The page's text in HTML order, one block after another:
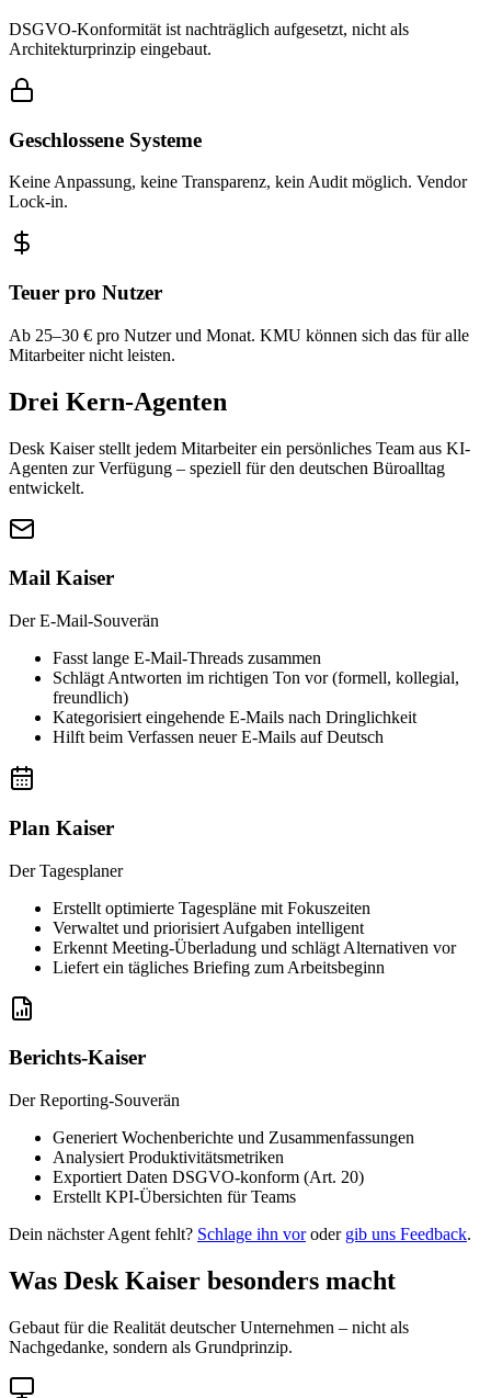
DSGVO-Konformität ist nachträglich aufgesetzt, nicht als
Architekturprinzip eingebaut.
Geschlossene Systeme
Keine Anpassung, keine Transparenz, kein Audit möglich. Vendor
Lock-in.
Teuer pro Nutzer
Ab 25–30 € pro Nutzer und Monat. KMU können sich das für alle
Mitarbeiter nicht leisten.
Drei Kern-Agenten
Desk Kaiser stellt jedem Mitarbeiter ein persönliches Team aus KI-
Agenten zur Verfügung – speziell für den deutschen Büroalltag
entwickelt.
Mail Kaiser
Der E-Mail-Souverän
Fasst lange E-Mail-Threads zusammen
Schlägt Antworten im richtigen Ton vor (formell, kollegial,
freundlich)
Kategorisiert eingehende E-Mails nach Dringlichkeit
Hilft beim Verfassen neuer E-Mails auf Deutsch
Plan Kaiser
Der Tagesplaner
Erstellt optimierte Tagespläne mit Fokuszeiten
Verwaltet und priorisiert Aufgaben intelligent
Erkennt Meeting-Überladung und schlägt Alternativen vor
Liefert ein tägliches Briefing zum Arbeitsbeginn
Berichts-Kaiser
Der Reporting-Souverän
Generiert Wochenberichte und Zusammenfassungen
Analysiert Produktivitätsmetriken
Exportiert Daten DSGVO-konform (Art. 20)
Erstellt KPI-Übersichten für Teams
Dein nächster Agent fehlt? Schlage ihn vor oder gib uns Feedback.
Was Desk Kaiser besonders macht
Gebaut für die Realität deutscher Unternehmen – nicht als
Nachgedanke, sondern als Grundprinzip.